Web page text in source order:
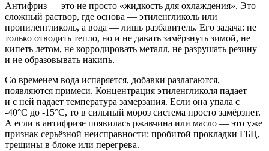
Антифриз — это не просто «жидкость для охлаждения». Это
сложный раствор, где основа — этиленгликоль или
пропиленгликоль, а вода — лишь разбавитель. Его задача: не
только отводить тепло, но и не давать замёрзнуть зимой, не
кипеть летом, не корродировать металл, не разрушать резину
и не образовывать накипь.
Со временем вода испаряется, добавки разлагаются,
появляются примеси. Концентрация этиленгликоля падает —
и с ней падает температура замерзания. Если она упала с
-40°C до -15°C, то в сильный мороз система просто замёрзнет.
А если в антифризе появилась ржавчина или масло — это уже
признак серьёзной неисправности: пробитой прокладки ГБЦ,
трещины в блоке или перегрева.